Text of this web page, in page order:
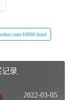
10066.html
记录
2022-03-05